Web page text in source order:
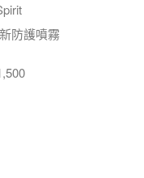
防護噴霧